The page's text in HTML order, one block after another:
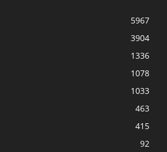
5967
3904
1336
1078
1033
463
415
92